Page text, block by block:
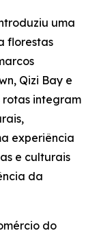
uma
florestas
Qizi Bay e
rotas integram
experiência
e culturais
da
do